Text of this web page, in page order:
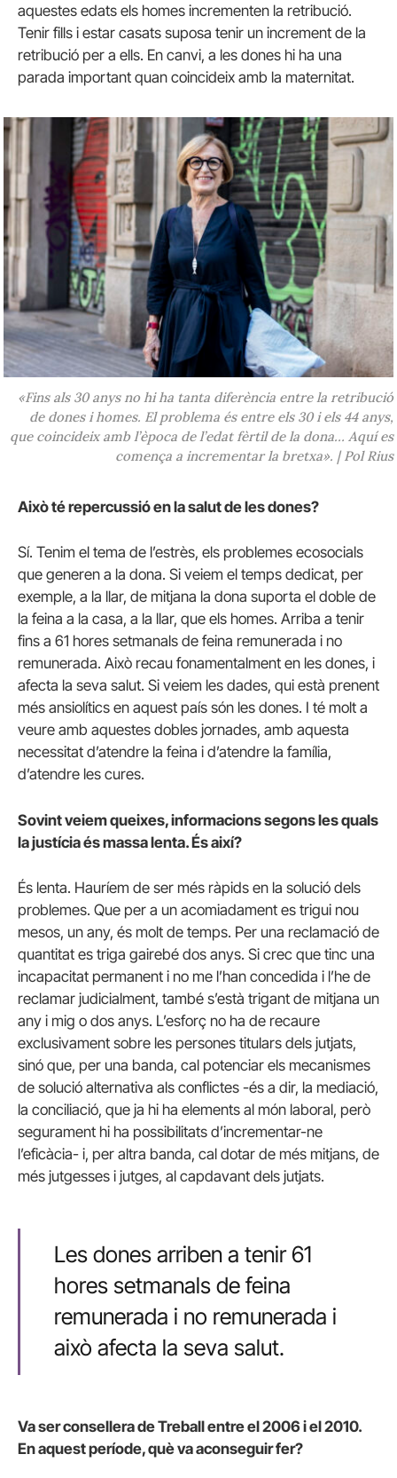
aquestes edats els homes incrementen la retribució.
Tenir fills i estar casats suposa tenir un increment de la
retribució per a ells. En canvi, a les dones hi ha una
parada important quan coincideix amb la maternitat.
«Fins als 30 anys no hi ha tanta diferència entre la retribució
de dones i homes. El problema és entre els 30 i els 44 anys,
que coincideix amb l’època de l’edat fèrtil de la dona… Aquí es
comença a incrementar la bretxa». | Pol Rius
Això té repercussió en la salut de les dones?
Sí. Tenim el tema de l’estrès, els problemes ecosocials
que generen a la dona. Si veiem el temps dedicat, per
exemple, a la llar, de mitjana la dona suporta el doble de
la feina a la casa, a la llar, que els homes. Arriba a tenir
fins a 61 hores setmanals de feina remunerada i no
remunerada. Això recau fonamentalment en les dones, i
afecta la seva salut. Si veiem les dades, qui està prenent
més ansiolítics en aquest país són les dones. I té molt a
veure amb aquestes dobles jornades, amb aquesta
necessitat d’atendre la feina i d’atendre la família,
d’atendre les cures.
Sovint veiem queixes, informacions segons les quals
la justícia és massa lenta. És així?
És lenta. Hauríem de ser més ràpids en la solució dels
problemes. Que per a un acomiadament es trigui nou
mesos, un any, és molt de temps. Per una reclamació de
quantitat es triga gairebé dos anys. Si crec que tinc una
incapacitat permanent i no me l’han concedida i l’he de
reclamar judicialment, també s’està trigant de mitjana un
any i mig o dos anys. L’esforç no ha de recaure
exclusivament sobre les persones titulars dels jutjats,
sinó que, per una banda, cal potenciar els mecanismes
de solució alternativa als conflictes -és a dir, la mediació,
la conciliació, que ja hi ha elements al món laboral, però
segurament hi ha possibilitats d’incrementar-ne
l’eficàcia- i, per altra banda, cal dotar de més mitjans, de
més jutgesses i jutges, al capdavant dels jutjats.
Les dones arriben a tenir 61
hores setmanals de feina
remunerada i no remunerada i
això afecta la seva salut.
Va ser consellera de Treball entre el 2006 i el 2010.
En aquest període, què va aconseguir fer?